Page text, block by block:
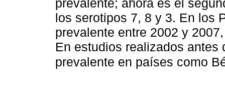
prevalente; ahora es el
los serotipos 7, 8 y 3. En los
prevalente entre 2002 y
En estudios realizados
prevalente en países como